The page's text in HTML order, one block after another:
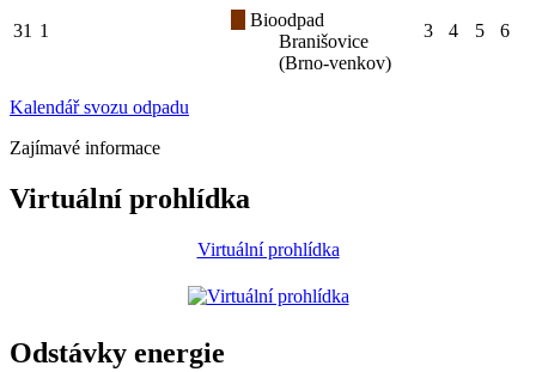
31 1
Bioodpad
Branišovice
(Brno-venkov)
3 4 5 6
Kalendář svozu odpadu
Zajímavé informace
Virtuální prohlídka
Virtuální prohlídka
Odstávky energie